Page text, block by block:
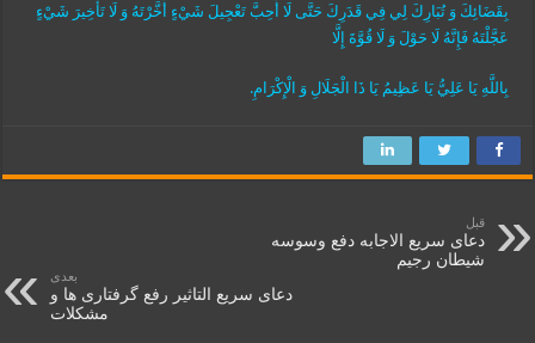
بِقَضَائِكَ وَ تُبَارِكَ لِي فِي قَدَرِكَ حَتَّى لَا أُحِبَّ تَعْجِيلَ شَيْ‏ءٍ أَخَّرْتَهُ وَ لَا تَأْخِيرَ شَيْ‏ءٍ
عَجَّلْتَهُ فَإِنَّهُ لَا حَوْلَ وَ لَا قُوَّةَ إِلَّا
بِاللَّهِ يَا عَلِيُّ يَا عَظِيمُ يَا ذَا الْجَلَالِ وَ الْإِكْرَامِ.
قبل
دعای سریع الاجابه دفع وسوسه
شیطان رجیم
بعدی
دعای سریع التاثیر رفع گرفتاری ها و
مشکلات